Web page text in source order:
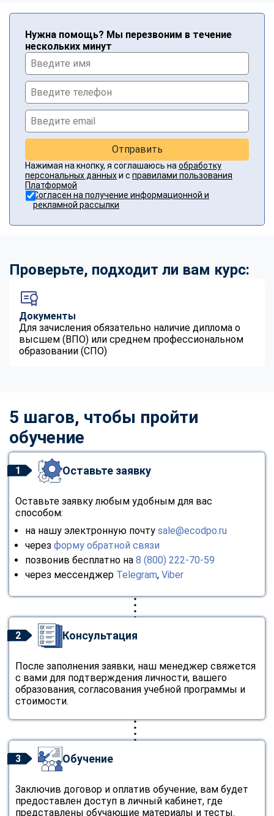
Нужна помощь? Мы перезвоним в течение
нескольких минут
Отправить
Нажимая на кнопку, я соглашаюсь на обработку
персональных данныхи с правилами пользования
Платформой
Согласен на получение информационной и
рекламной рассылки
Проверьте, подходит ли вам курс:
Документы
Для зачисления обязательно наличие диплома о
высшем (ВПО) или среднем профессиональном
образовании (СПО)
5 шагов, чтобы пройти
обучение
1 Оставьте заявку
Оставьте заявку любым удобным для вас
способом:
на нашу электронную почту sale@ecodpo.ru
через форму обратной связи
позвонив бесплатно на 8 (800) 222-70-59
через мессенджер Telegram, Viber
2 Консультация
После заполнения заявки, наш менеджер свяжется
с вами для подтверждения личности, вашего
образования, согласования учебной программы и
стоимости.
3 Обучение
Заключив договор и оплатив обучение, вам будет
предоставлен доступ в личный кабинет, где
представлены обучающие материалы и тесты.